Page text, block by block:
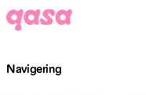
Navigering